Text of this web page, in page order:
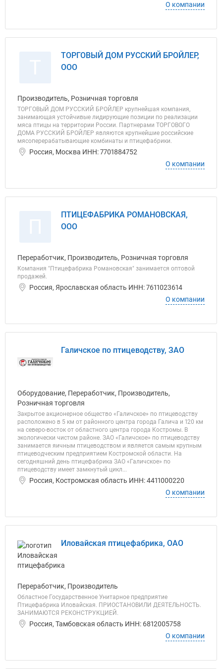
О компании
ТОРГОВЫЙ ДОМ РУССКИЙ БРОЙЛЕР,
ООО
Производитель, Розничная торговля
ТОРГОВЫЙ ДОМ РУССКИЙ БРОЙЛЕР крупнейшая компания,
занимающая устойчивые лидирующие позиции по реализации
мяса птицы на территории России. Партнерами ТОРГОВОГО
ДОМА РУССКИЙ БРОЙЛЕР являются крупнейшие российские
мясоперерабатывающие комбинаты и птицефабрики.
Россия, Москва ИНН: 7701884752
О компании
ПТИЦЕФАБРИКА РОМАНОВСКАЯ,
ООО
Переработчик, Производитель, Розничная торговля
Компания "Птицефабрика Романовская" занимается оптовой
продажей.
Россия, Ярославская область ИНН: 7611023614
О компании
Галичское по птицеводству, ЗАО
Оборудование, Переработчик, Производитель,
Розничная торговля
Закрытое акционерное общество «Галичское» по птицеводству
расположено в 5 км от районного центра города Галича и 120 км
на северо-восток от областного центра города Костромы. В
экологически чистом районе. ЗАО «Галичское» по птицеводству
занимается яичным птицеводством и является самым крупным
птицеводческим предприятием Костромской области. На
сегодняшний день птицефабрика ЗАО «Галичское» по
птицеводству имеет замкнутый цикл...
Россия, Костромская область ИНН: 4411000220
О компании
Иловайская птицефабрика, ОАО
Переработчик, Производитель
Областное Государственное Унитарное предприятие
Птицефабрика Иловайская. ПРИОСТАНОВИЛИ ДЕЯТЕЛЬНОСТЬ.
ЗАНИМАЮТСЯ РЕКОНСТРУКЦИЕЙ.
Россия, Тамбовская область ИНН: 6812005758
О компании